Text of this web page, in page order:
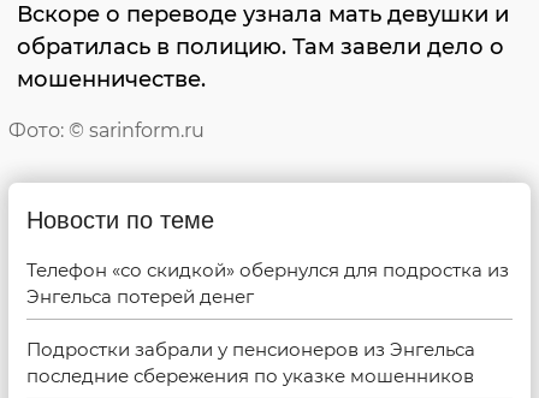
Вскоре о переводе узнала мать девушки и
обратилась в полицию. Там завели дело о
мошенничестве.
Фото: © sarinform.ru
Новости по теме
Телефон «со скидкой» обернулся для подростка из
Энгельса потерей денег
Подростки забрали у пенсионеров из Энгельса
последние сбережения по указке мошенников